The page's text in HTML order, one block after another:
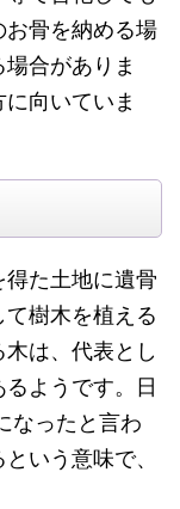
お骨を納める場
合がありま
向いていま
得た土地に遺骨
樹木を植える
は、代表とし
ようです。日
なったと言わ
という意味で、